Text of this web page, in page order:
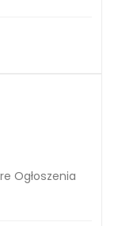
Ogłoszenia